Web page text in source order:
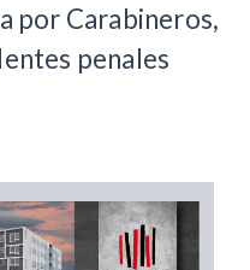
por Carabineros,
penales